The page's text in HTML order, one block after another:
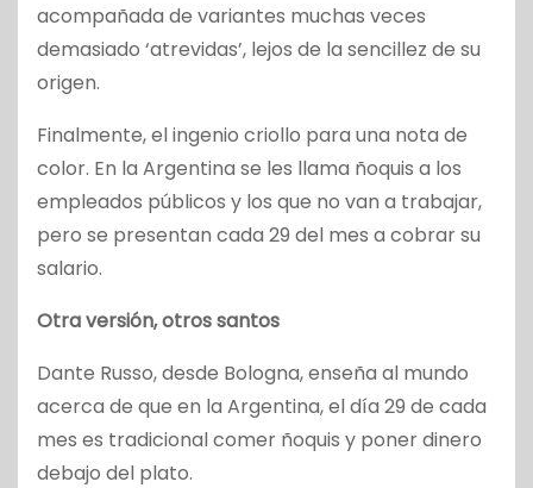
acompañada de variantes muchas veces
demasiado ‘atrevidas’, lejos de la sencillez de su
origen.
Finalmente, el ingenio criollo para una nota de
color. En la Argentina se les llama ñoquis a los
empleados públicos y los que no van a trabajar,
pero se presentan cada 29 del mes a cobrar su
salario.
Otra versión, otros santos
Dante Russo, desde Bologna, enseña al mundo
acerca de que en la Argentina, el día 29 de cada
mes es tradicional comer ñoquis y poner dinero
debajo del plato.